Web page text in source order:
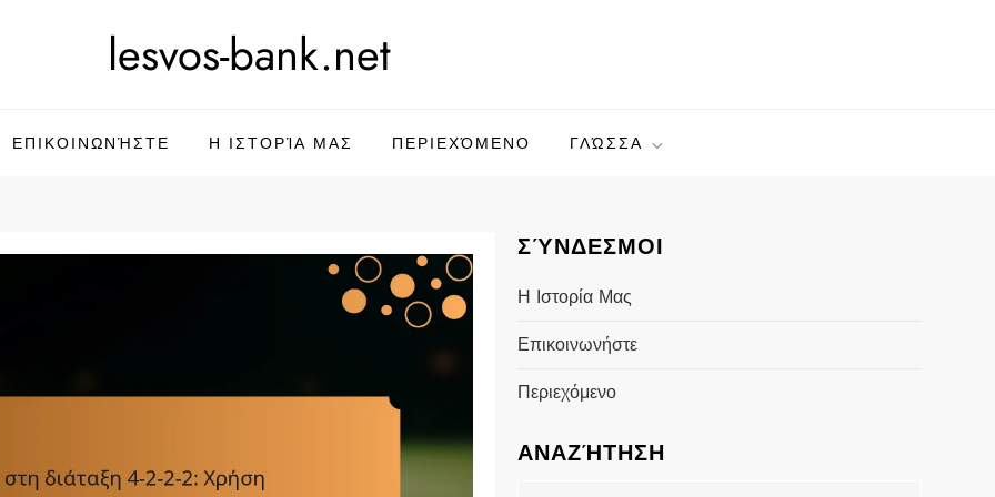
lesvos-bank.net
ΕΠΙΚΟΙΝΩΝΉΣΤΕ Η ΙΣΤΟΡΊΑ ΜΑΣ ΠΕΡΙΕΧΌΜΕΝΟ ΓΛΏΣΣΑ
ΣΎΝΔΕΣΜΟΙ
Η Ιστορία Μας
Επικοινωνήστε
Περιεχόμενο
ΑΝΑΖΉΤΗΣΗ